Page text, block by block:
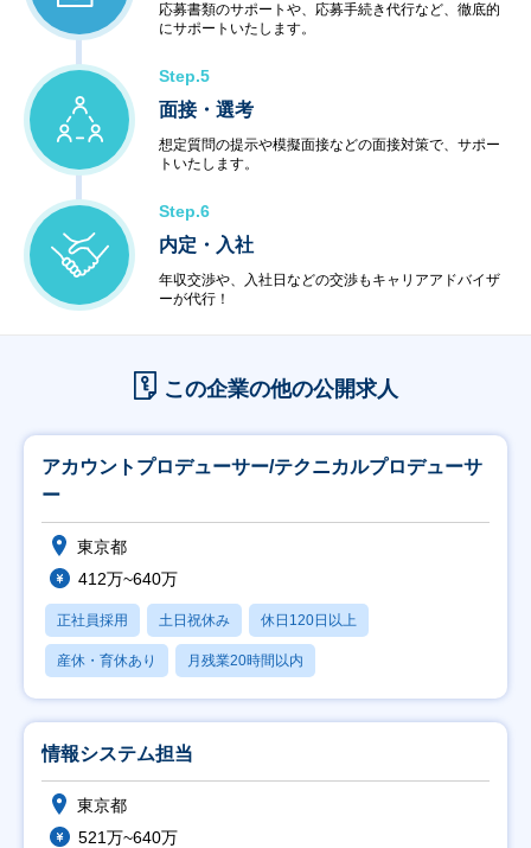
応募書類のサポートや、応募手続き代行など、徹底的
にサポートいたします。
Step.5
面接・選考
想定質問の提示や模擬面接などの面接対策で、サポー
トいたします。
Step.6
内定・入社
年収交渉や、入社日などの交渉もキャリアアドバイザ
ーが代行！
この企業の他の公開求人
アカウントプロデューサー/テクニカルプロデューサ
ー
東京都
412万~640万
正社員採用 土日祝休み 休日120日以上
産休・育休あり 月残業20時間以内
情報システム担当
東京都
521万~640万